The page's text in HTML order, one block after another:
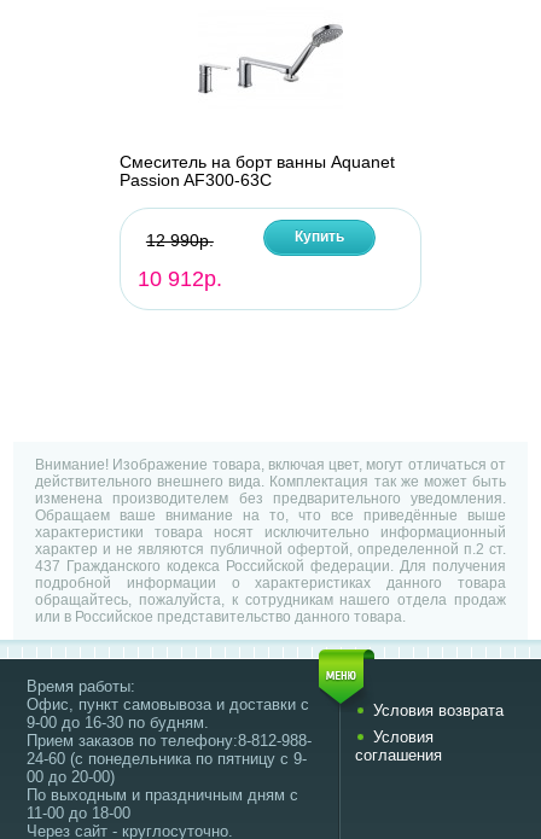
Смеситель на борт ванны Aquanet
Passion AF300-63С
12 990р.
10 912р.
Купить
Внимание! Изображение товара, включая цвет, могут отличаться от
действительного внешнего вида. Комплектация так же может быть
изменена производителем без предварительного уведомления.
Обращаем ваше внимание на то, что все приведённые выше
характеристики товара носят исключительно информационный
характер и не являются публичной офертой, определенной п.2 ст.
437 Гражданского кодекса Российской федерации. Для получения
подробной информации о характеристиках данного товара
обращайтесь, пожалуйста, к сотрудникам нашего отдела продаж
или в Российское представительство данного товара.
Время работы:
Офис, пункт самовывоза и доставки с
9-00 до 16-30 по будням.
Прием заказов по телефону:8-812-988-
24-60 (с понедельника по пятницу с 9-
00 до 20-00)
По выходным и праздничным дням с
11-00 до 18-00
Через сайт - круглосуточно.
Условия возврата
Условия
соглашения